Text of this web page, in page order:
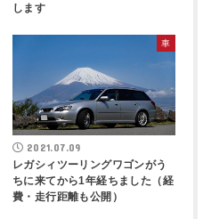
します
車
2021.07.09
レガシィツーリングワゴンがう
ちに来てから1年経ちました（経
費・走行距離も公開）